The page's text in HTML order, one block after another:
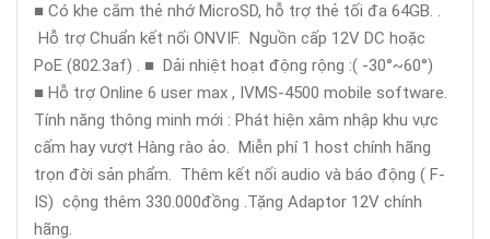
■ Có khe cắm thẻ nhớ MicroSD, hỗ trợ thẻ tối đa 64GB. .
Hỗ trợ Chuẩn kết nối ONVIF. Nguồn cấp 12V DC hoặc
PoE (802.3af) . ■ Dải nhiệt hoạt động rộng :( -30°~60°)
■ Hỗ trợ Online 6 user max , IVMS-4500 mobile software.
Tính năng thông minh mới : Phát hiện xâm nhập khu vực
cấm hay vượt Hàng rào ảo. Miễn phí 1 host chính hãng
trọn đời sản phẩm. Thêm kết nối audio và báo động ( F-
IS) cộng thêm 330.000đồng .Tặng Adaptor 12V chính
hãng.